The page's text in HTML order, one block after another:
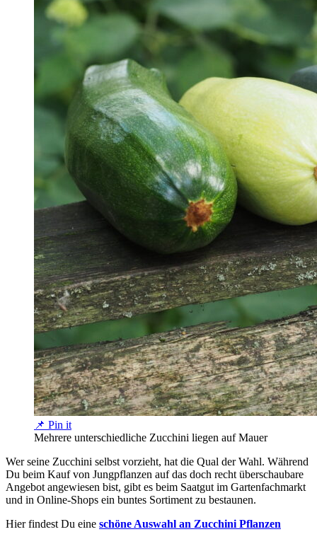
📌 Pin it
Mehrere unterschiedliche Zucchini liegen auf Mauer
Wer seine Zucchini selbst vorzieht, hat die Qual der Wahl. Während
Du beim Kauf von Jungpflanzen auf das doch recht überschaubare
Angebot angewiesen bist, gibt es beim Saatgut im Gartenfachmarkt
und in Online-Shops ein buntes Sortiment zu bestaunen.
Hier findest Du eine schöne Auswahl an Zucchini Pflanzen